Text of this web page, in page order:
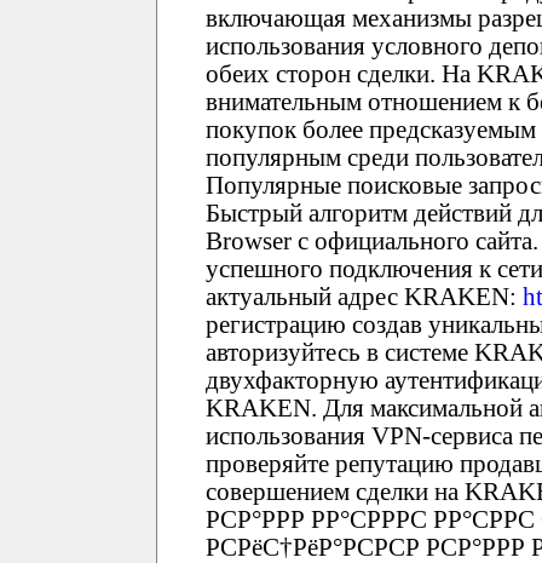
включающая механизмы
использования условного
обеих сторон сделки. На
внимательным отношением к
покупок более
популярным среди
Популярные поисковые
Быстрый алгоритм действий
Browser с официального
успешного подключения к
актуальный адрес KRAKEN:
регистрацию создав
авторизуйтесь в системе
двухфакторную
KRAKEN. Для максимальной
использования VPN-сервиса
проверяйте репутацию
совершением сделки на
РСР°РРР РР°СРРРС РР°СРРС
РСРёС†РёР°РСРСР РСР°РРР